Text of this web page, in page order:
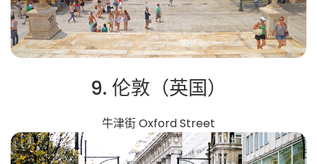
9. 伦敦（英国）
牛津街 Oxford Street